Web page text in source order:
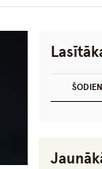
ŠODIEN